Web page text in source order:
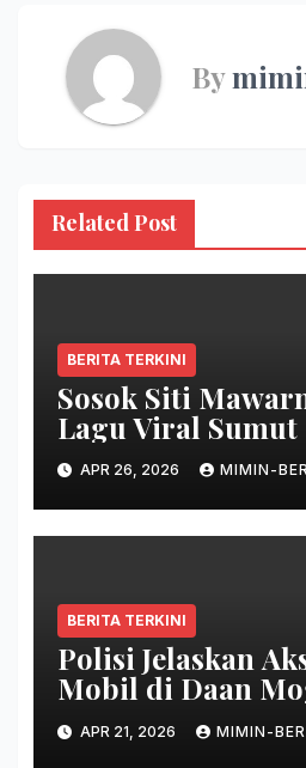
By
Related Post
BERITA TERKINI
Sosok Siti
Lagu Viral Sumut
APR 26, 2026 MIMIN-
BERITA TERKINI
Polisi Jelaskan
Mobil di Daan
APR 21, 2026 MIMIN-